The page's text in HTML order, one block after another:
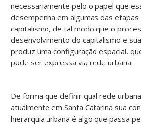
necessariamente pelo o papel que
desempenha em algumas das etapas
capitalismo, de tal modo que o
desenvolvimento do capitalismo e
produz uma configuração espacial,
pode ser expressa via rede urbana.
De forma que definir qual rede
atualmente em Santa Catarina sua
hierarquia urbana é algo que passa